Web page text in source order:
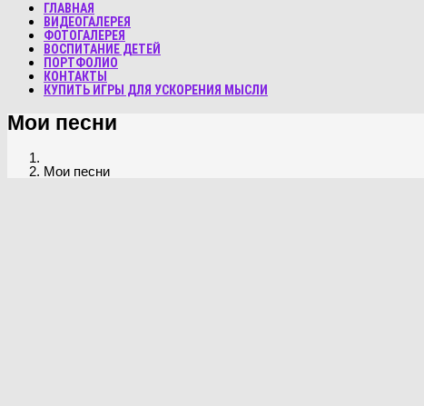
ГЛАВНАЯ
ВИДЕОГАЛЕРЕЯ
ФОТОГАЛЕРЕЯ
ВОСПИТАНИЕ ДЕТЕЙ
ПОРТФОЛИО
КОНТАКТЫ
КУПИТЬ ИГРЫ ДЛЯ УСКОРЕНИЯ МЫСЛИ
Мои песни
Мои песни